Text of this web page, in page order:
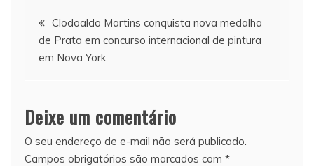
Navegação
de
Clodoaldo Martins conquista nova medalha
de Prata em concurso internacional de pintura
em Nova York
Deixe um comentário
O seu endereço de e-mail não será publicado.
Campos obrigatórios são marcados com *